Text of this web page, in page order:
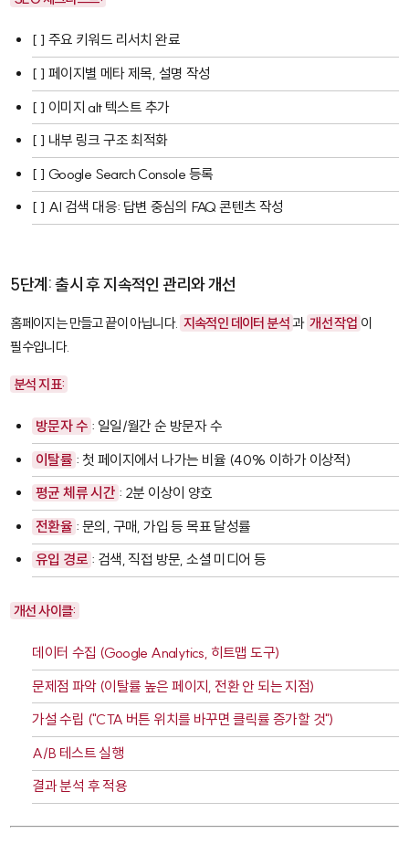
[ ] 주요 키워드 리서치 완료
[ ] 페이지별 메타 제목, 설명 작성
[ ] 이미지 alt 텍스트 추가
[ ] 내부 링크 구조 최적화
[ ] Google Search Console 등록
[ ] AI 검색 대응: 답변 중심의 FAQ 콘텐츠 작성
5단계: 출시 후 지속적인 관리와 개선
홈페이지는 만들고 끝이 아닙니다. 지속적인 데이터 분석과 개선 작업 이
필수입니다.
분석 지표:
방문자 수 : 일일/월간 순 방문자 수
이탈률 : 첫 페이지에서 나가는 비율 (40% 이하가 이상적)
평균 체류 시간 : 2분 이상이 양호
전환율 : 문의, 구매, 가입 등 목표 달성률
유입 경로 : 검색, 직접 방문, 소셜 미디어 등
개선 사이클:
데이터 수집 (Google Analytics, 히트맵 도구)
문제점 파악 (이탈률 높은 페이지, 전환 안 되는 지점)
가설 수립 ("CTA 버튼 위치를 바꾸면 클릭률 증가할 것")
A/B 테스트 실행
결과 분석 후 적용